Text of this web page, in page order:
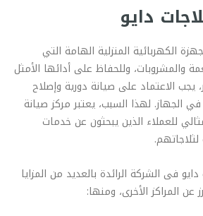
دايو
الكهربائية المنزلية الهامة التي
وللحفاظ على أدائها الأمثل
الاعتماد على صيانة دورية وإصلاح
لهذا السبب، يعتبر مركز صيانة
للعملاء الذين يبحثون عن خدمات
لثلاجاتهم.
فى الشركة الرائدة بالعديد من المزايا
عن المراكز الأخرى، ومنها: